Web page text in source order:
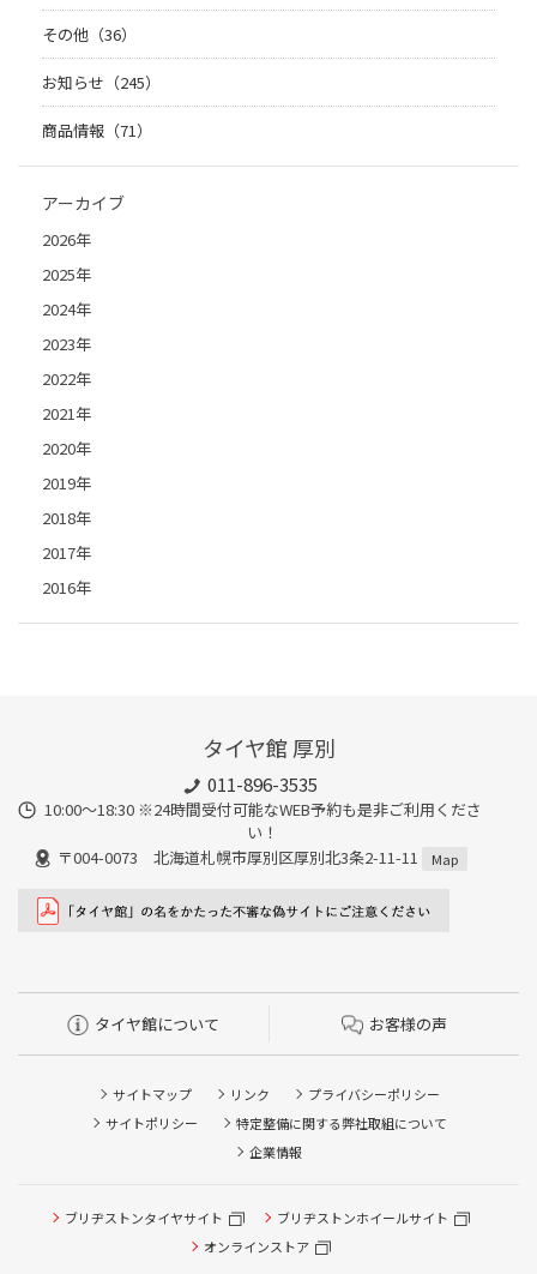
その他（36）
お知らせ（245）
商品情報（71）
アーカイブ
2026年
2025年
2024年
2023年
2022年
2021年
2020年
2019年
2018年
2017年
2016年
タイヤ館 厚別
011-896-3535
10:00～18:30 ※24時間受付可能なWEB予約も是非ご利用くださ
い！
〒004-0073 北海道札幌市厚別区厚別北3条2-11-11
Map
タイヤ館について お客様の声
サイトマップ リンク
プライバシーポリシー
サイトポリシー
特定整備に関する弊社取組について
企業情報
ブリヂストンタイヤサイト
ブリヂストンホイールサイト
オンラインストア
タイヤ点検・安全点検/タイヤ履き替え/オイル交換/その他
ピット作業の予約